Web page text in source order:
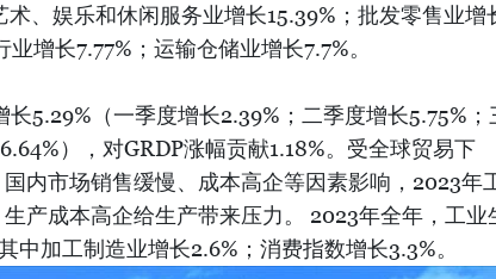
术、娱乐和休闲服务业增长15.39%；批发零售业增
增长7.77%；运输仓储业增长7.7%。
5.29%（一季度增长2.39%；二季度增长5.75%；
），对GRDP涨幅贡献1.18%。受全球贸易下
内市场销售缓慢、成本高企等因素影响，2023年
产成本高企给生产带来压力。 2023年全年，工业
中加工制造业增长2.6%；消费指数增长3.3%。